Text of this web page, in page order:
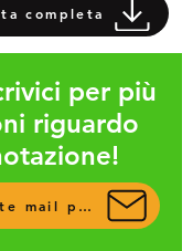
completa
per più
riguardo
Contattaci tramite mail per più info